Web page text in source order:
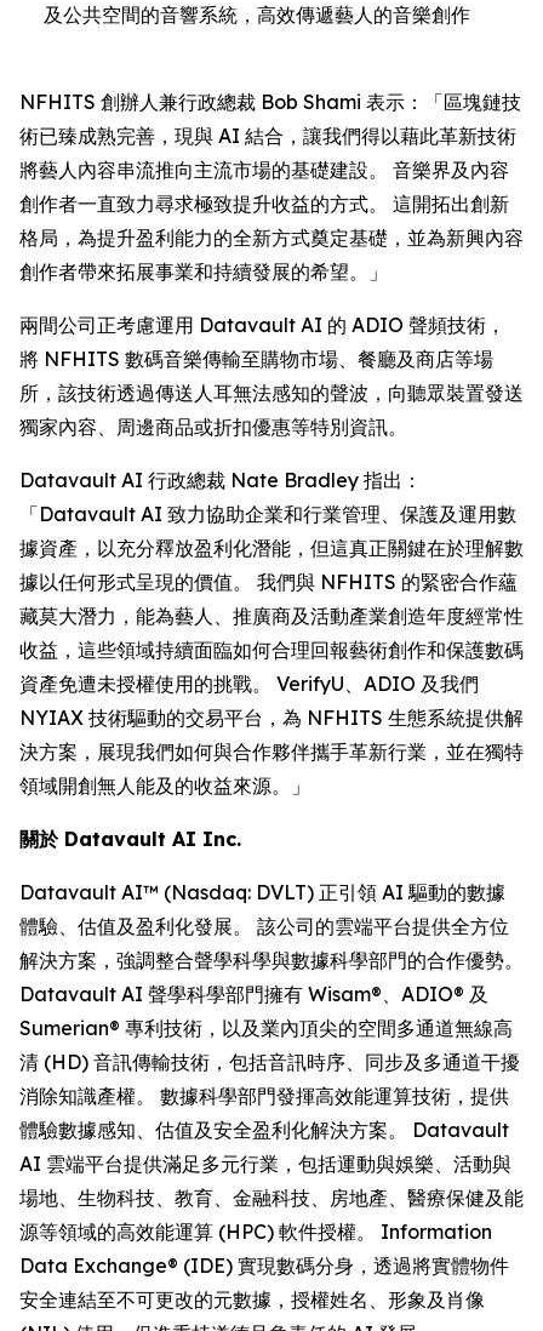
及公共空間的音響系統，高效傳遞藝人的音樂創作
NFHITS 創辦人兼行政總裁 Bob Shami 表示：「區塊鏈技
術已臻成熟完善，現與 AI 結合，讓我們得以藉此革新技術
將藝人內容串流推向主流市場的基礎建設。 音樂界及內容
創作者一直致力尋求極致提升收益的方式。 這開拓出創新
格局，為提升盈利能力的全新方式奠定基礎，並為新興內容
創作者帶來拓展事業和持續發展的希望。」
兩間公司正考慮運用 Datavault AI 的 ADIO 聲頻技術，
將 NFHITS 數碼音樂傳輸至購物市場、餐廳及商店等場
所，該技術透過傳送人耳無法感知的聲波，向聽眾裝置發送
獨家內容、周邊商品或折扣優惠等特別資訊。
Datavault AI 行政總裁 Nate Bradley 指出：
「Datavault AI 致力協助企業和行業管理、保護及運用數
據資產，以充分釋放盈利化潛能，但這真正關鍵在於理解數
據以任何形式呈現的價值。 我們與 NFHITS 的緊密合作蘊
藏莫大潛力，能為藝人、推廣商及活動產業創造年度經常性
收益，這些領域持續面臨如何合理回報藝術創作和保護數碼
資產免遭未授權使用的挑戰。 VerifyU、ADIO 及我們
NYIAX 技術驅動的交易平台，為 NFHITS 生態系統提供解
決方案，展現我們如何與合作夥伴攜手革新行業，並在獨特
領域開創無人能及的收益來源。」
關於 Datavault AI Inc.
Datavault AI™ (Nasdaq: DVLT) 正引領 AI 驅動的數據
體驗、估值及盈利化發展。 該公司的雲端平台提供全方位
解決方案，強調整合聲學科學與數據科學部門的合作優勢。
Datavault AI 聲學科學部門擁有 Wisam®、ADIO® 及
Sumerian® 專利技術，以及業內頂尖的空間多通道無線高
清 (HD) 音訊傳輸技術，包括音訊時序、同步及多通道干擾
消除知識產權。 數據科學部門發揮高效能運算技術，提供
體驗數據感知、估值及安全盈利化解決方案。 Datavault
AI 雲端平台提供滿足多元行業，包括運動與娛樂、活動與
場地、生物科技、教育、金融科技、房地產、醫療保健及能
源等領域的高效能運算 (HPC) 軟件授權。 Information
Data Exchange® (IDE) 實現數碼分身，透過將實體物件
安全連結至不可更改的元數據，授權姓名、形象及肖像